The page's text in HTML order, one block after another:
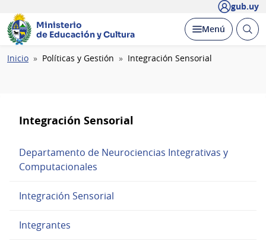
gub.uy
Ministerio
de Educación y Cultura
Desplegar
Menú Abrir
Ruta
Inicio Políticas y Gestión Integración Sensorial
Integración Sensorial
Departamento de Neurociencias Integrativas y
Computacionales
Integración Sensorial
Integrantes